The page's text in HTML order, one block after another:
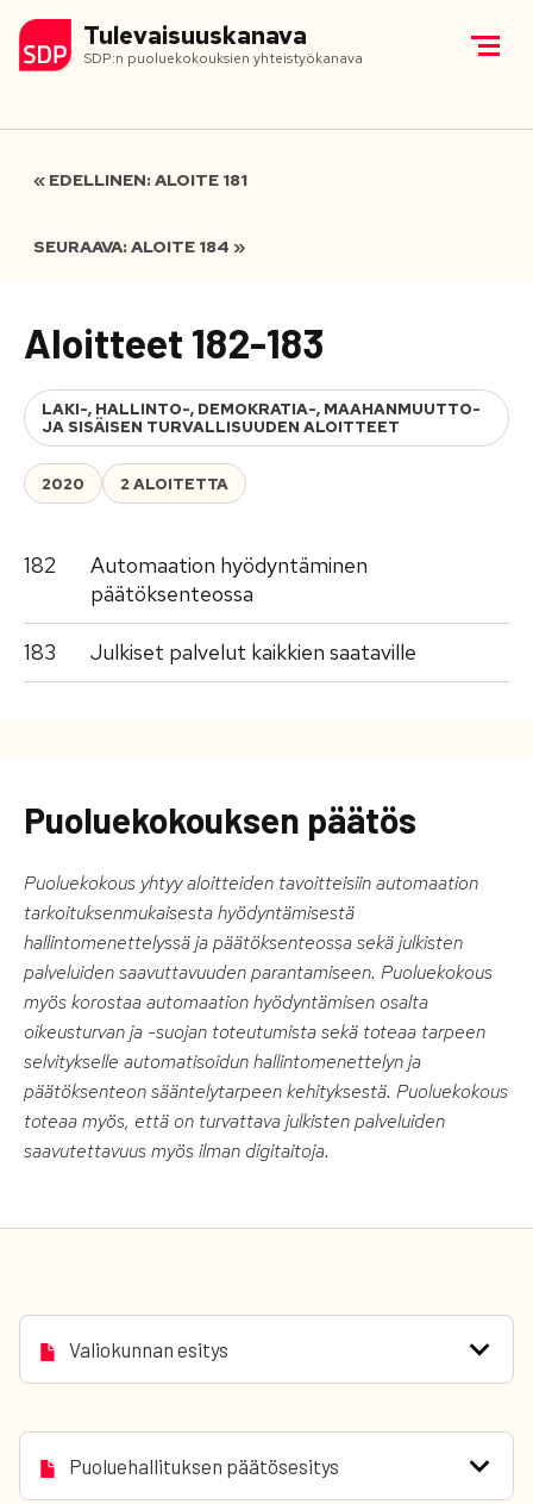
Tulevaisuuskanava
SDP:n puoluekokouksien yhteistyökanava
« EDELLINEN: ALOITE 181
SEURAAVA: ALOITE 184 »
Aloitteet 182-183
LAKI-, HALLINTO-, DEMOKRATIA-, MAAHANMUUTTO-
JA SISÄISEN TURVALLISUUDEN ALOITTEET
2020 2 ALOITETTA
182
Automaation hyödyntäminen
päätöksenteossa
183 Julkiset palvelut kaikkien saataville
Puoluekokouksen päätös
Puoluekokous yhtyy aloitteiden tavoitteisiin automaation
tarkoituksenmukaisesta hyödyntämisestä
hallintomenettelyssä ja päätöksenteossa sekä julkisten
palveluiden saavuttavuuden parantamiseen. Puoluekokous
myös korostaa automaation hyödyntämisen osalta
oikeusturvan ja -suojan toteutumista sekä toteaa tarpeen
selvitykselle automatisoidun hallintomenettelyn ja
päätöksenteon sääntelytarpeen kehityksestä. Puoluekokous
toteaa myös, että on turvattava julkisten palveluiden
saavutettavuus myös ilman digitaitoja.
Valiokunnan esitys
Puoluehallituksen päätösesitys